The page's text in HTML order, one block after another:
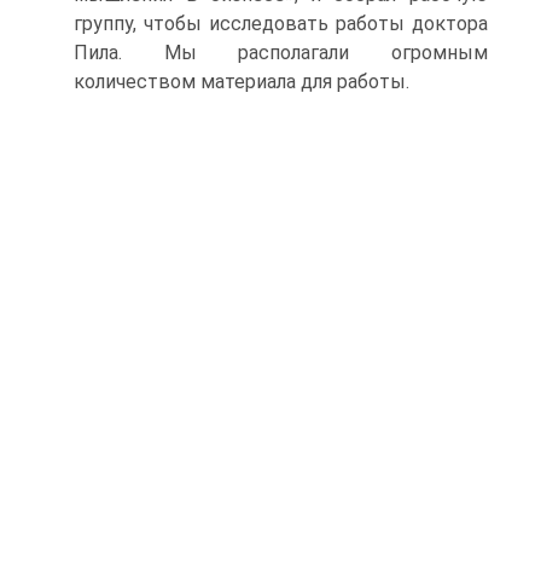
группу, чтобы исследовать работы доктора
Пила. Мы располагали огромным
количеством материала для работы.